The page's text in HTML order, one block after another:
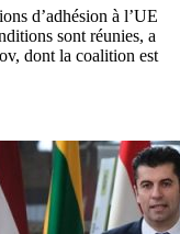
d’adhésion à l’UE
sont réunies, a
dont la coalition est